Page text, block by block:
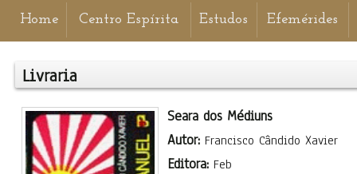
Home Centro Espírita Estudos Efemérides
Livraria
Seara dos Médiuns
Autor: Francisco Cândido Xavier
Editora: Feb